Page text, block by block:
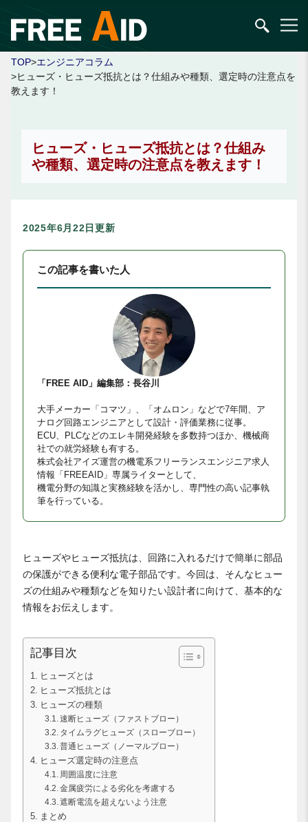
TOP>エンジニアコラム
>ヒューズ・ヒューズ抵抗とは？仕組みや種類、選定時の注意点を
教えます！
ヒューズ・ヒューズ抵抗とは？仕組み
や種類、選定時の注意点を教えます！
2025年6月22日更新
この記事を書いた人
「FREE AID」編集部：長谷川
大手メーカー「コマツ」、「オムロン」などで7年間、ア
ナログ回路エンジニアとして設計・評価業務に従事。
ECU、PLCなどのエレキ開発経験を多数持つほか、機械商
社での就労経験も有する。
株式会社アイズ運営の機電系フリーランスエンジニア求人
情報「FREEAID」専属ライターとして、
機電分野の知識と実務経験を活かし、専門性の高い記事執
筆を行っている。
ヒューズやヒューズ抵抗は、回路に入れるだけで簡単に部品
の保護ができる便利な電子部品です。今回は、そんなヒュー
ズの仕組みや種類などを知りたい設計者に向けて、基本的な
情報をお伝えします。
記事目次
ヒューズとは
ヒューズ抵抗とは
ヒューズの種類
速断ヒューズ（ファストブロー）
タイムラグヒューズ（スローブロー）
普通ヒューズ（ノーマルブロー）
ヒューズ選定時の注意点
周囲温度に注意
金属疲労による劣化を考慮する
遮断電流を超えないよう注意
まとめ